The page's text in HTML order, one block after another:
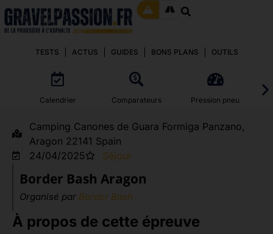
TESTS ACTUS GUIDES BONS PLANS OUTILS
Calendrier Comparateurs Pression pneu
Camping Canones de Guara Formiga Panzano,
Aragon 22141 Spain
24/04/2025
Séjour
Border Bash Aragon
Organisé par Border Bash
À propos de cette épreuve